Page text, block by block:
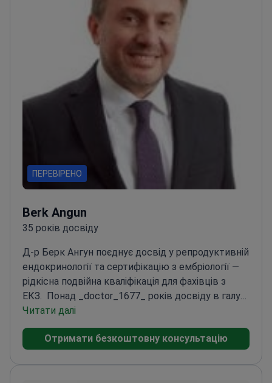
ПЕРЕВІРЕНО
Berk Angun
35 років досвіду
Д-р Берк Ангун поєднує досвід у репродуктивній
ендокринології та сертифікацію з ембріології —
рідкісна подвійна кваліфікація для фахівців з
ЕКЗ.
Понад _doctor_1677_ років досвіду в галузі
ЕКЗ та репродуктивного здоров'я
системи управління якістю, що отримали
визнання EFQM Член ESHRE з поглибленою
технологійВільно володіє англійською мовою для
Читати далі
Отримати безкоштовну консультацію